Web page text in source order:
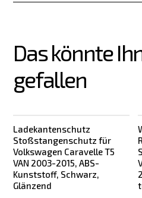
Das könnte
gefallen
Ladekantenschutz
Stoßstangenschutz für
Volkswagen Caravelle T5
VAN 2003-2015, ABS-
Kunststoff, Schwarz,
Glänzend